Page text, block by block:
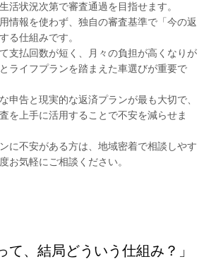
活状況次第で審査通過を目指せます。
情報を使わず、独自の審査基準で「今の返
る仕組みです。
支払回数が短く、月々の負担が高くなりが
ライフプランを踏まえた車選びが重要で
申告と現実的な返済プランが最も大切で、
を上手に活用することで不安を減らせま
に不安がある方は、地域密着で相談しやす
お気軽にご相談ください。
て、結局どういう仕組み？」